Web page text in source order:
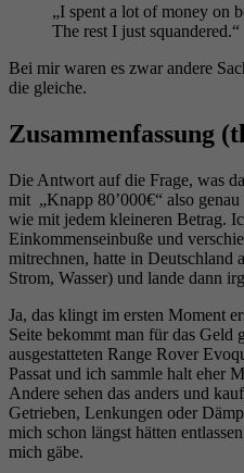
„I spent a lot of money on
The rest I just squandered.“
Bei mir waren es zwar andere
die gleiche.
Zusammenfassung
Die Antwort auf die Frage, was
mit „Knapp 80’000€“ also
wie mit jedem kleineren Betrag.
Einkommenseinbuße und
mitrechnen, hatte in Deutschland
Strom, Wasser) und lande dann
Ja, das klingt im ersten Moment
Seite bekommt man für das Geld
ausgestatteten Range Rover
Passat und ich sammle halt eher
Andere sehen das anders und
Getrieben, Lenkungen oder
mich schon längst hätten
mich gäbe.